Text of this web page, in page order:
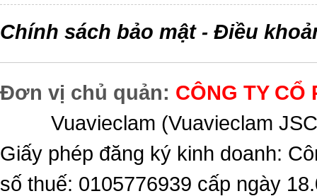
Chính sách bảo mật- Điều
Đơn vị chủ quản: CÔNG TY CỔ
Vuavieclam (Vuavieclam
Giấy phép đăng ký kinh doanh:
số thuế: 0105776939 cấp ngày